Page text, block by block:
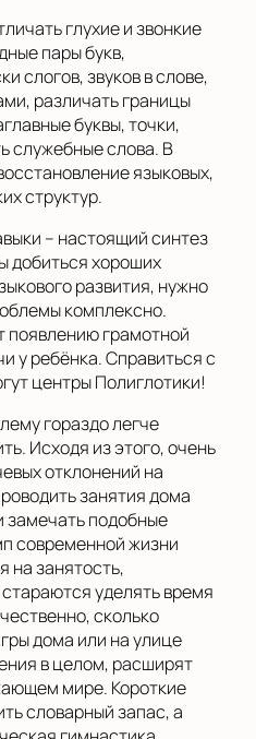
глухие и звонкие
пары букв,
слогов, звуков в слове,
различать границы
буквы, точки,
служебные слова. В
языковых,
структур.
– настоящий синтез
добиться хороших
развития, нужно
комплексно.
появлению грамотной
у ребёнка. Справиться с
центры Полиглотики!
гораздо легче
Исходя из этого, очень
отклонений на
занятия дома
замечать подобные
современной жизни
на занятость,
уделять время
сколько
дома или на улице
в целом, расширят
мире. Короткие
словарный запас, а